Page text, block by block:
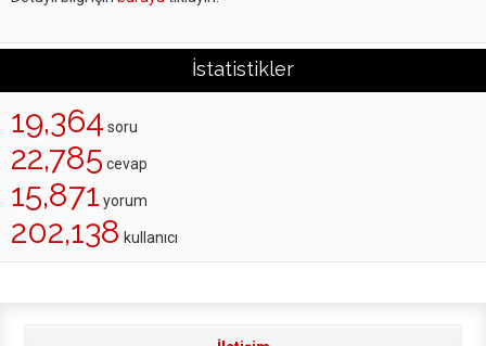
İstatistikler
19,364 soru
22,785 cevap
15,871 yorum
202,138 kullanıcı